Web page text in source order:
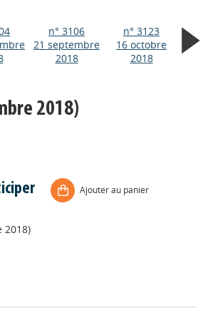
n° 3106
21 septembre
2018
n° 3123
16 octobre
2018
2018)
2018)
Ajouter au panier